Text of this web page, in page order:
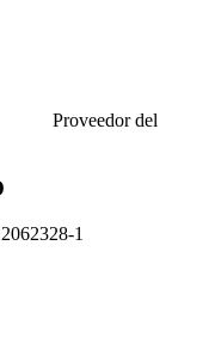
Proveedor del
1